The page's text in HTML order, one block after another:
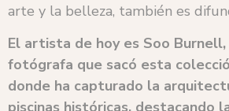
arte y la belleza, también es
El artista de hoy es Soo
fotógrafa que sacó esta
donde ha capturado la